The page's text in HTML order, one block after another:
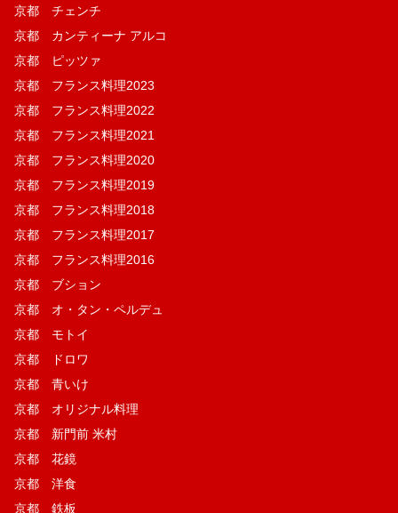
京都 チェンチ
京都 カンティーナ アルコ
京都 ピッツァ
京都 フランス料理2023
京都 フランス料理2022
京都 フランス料理2021
京都 フランス料理2020
京都 フランス料理2019
京都 フランス料理2018
京都 フランス料理2017
京都 フランス料理2016
京都 ブション
京都 オ・タン・ペルデュ
京都 モトイ
京都 ドロワ
京都 青いけ
京都 オリジナル料理
京都 新門前 米村
京都 花鏡
京都 洋食
京都 鉄板